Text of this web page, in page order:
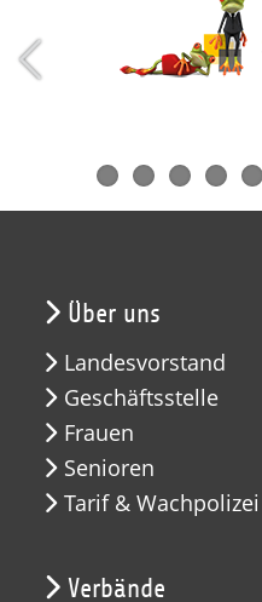
Über uns
Landesvorstand
Geschäftsstelle
Frauen
Senioren
Tarif & Wachpolizei
Verbände